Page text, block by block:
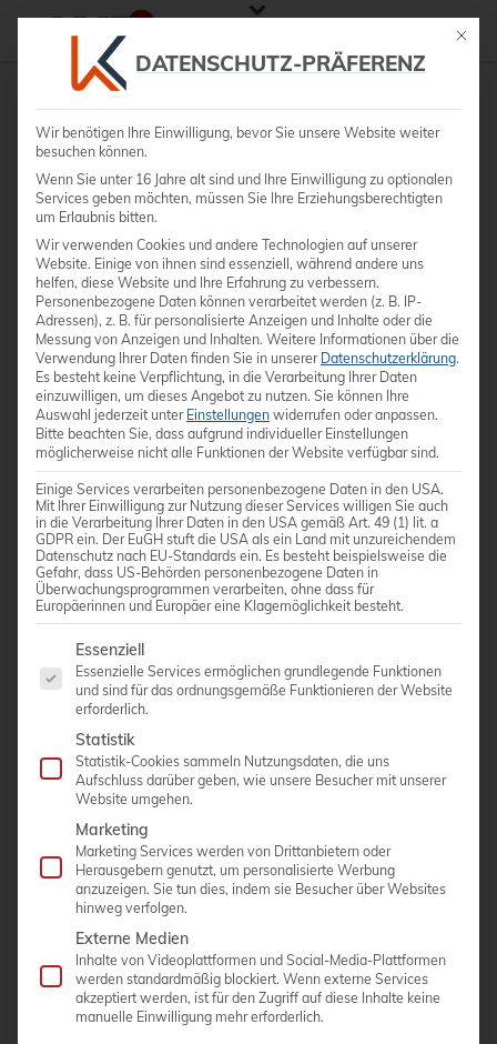
Linear-Sonde LM4-15B
Frequenz-Bandbreite: 4,0 – 15,0 MHz
Geburtshilfe, MSK, Abdomen
Bildfeld: 50 mm
Mit
DATENSCHUTZ-PRÄFERENZ
Wir benötigen Ihre Einwilligung, bevor Sie unsere Website weiter
besuchen können.
Wenn Sie unter 16 Jahre alt sind und Ihre Einwilligung zu optionalen
Services geben möchten, müssen Sie Ihre Erziehungsberechtigten
um Erlaubnis bitten.
Wir verwenden Cookies und andere Technologien auf unserer
Website. Einige von ihnen sind essenziell, während andere uns
helfen, diese Website und Ihre Erfahrung zu verbessern.
Personenbezogene Daten können verarbeitet werden (z. B. IP-
Adressen), z. B. für personalisierte Anzeigen und Inhalte oder die
Messung von Anzeigen und Inhalten. Weitere Informationen über die
Verwendung Ihrer Daten finden Sie in unserer Datenschutzerklärung.
Es besteht keine Verpflichtung, in die Verarbeitung Ihrer Daten
einzuwilligen, um dieses Angebot zu nutzen. Sie können Ihre
Auswahl jederzeit unter Einstellungen widerrufen oder anpassen.
Bitte beachten Sie, dass aufgrund individueller Einstellungen
möglicherweise nicht alle Funktionen der Website verfügbar sind.
Einige Services verarbeiten personenbezogene Daten in den USA.
Mit Ihrer Einwilligung zur Nutzung dieser Services willigen Sie auch
in die Verarbeitung Ihrer Daten in den USA gemäß Art. 49 (1) lit. a
GDPR ein. Der EuGH stuft die USA als ein Land mit unzureichendem
Datenschutz nach EU-Standards ein. Es besteht beispielsweise die
Gefahr, dass US-Behörden personenbezogene Daten in
Überwachungsprogrammen verarbeiten, ohne dass für
Europäerinnen und Europäer eine Klagemöglichkeit besteht.
Es folgt eine Liste der Service-Gruppen, für die eine
Essenziell
Essenzielle Services ermöglichen grundlegende Funktionen
und sind für das ordnungsgemäße Funktionieren der Website
erforderlich.
Statistik
Statistik-Cookies sammeln Nutzungsdaten, die uns
Aufschluss darüber geben, wie unsere Besucher mit unserer
Website umgehen.
Marketing
Marketing Services werden von Drittanbietern oder
Herausgebern genutzt, um personalisierte Werbung
anzuzeigen. Sie tun dies, indem sie Besucher über Websites
hinweg verfolgen.
Externe Medien
Inhalte von Videoplattformen und Social-Media-Plattformen
werden standardmäßig blockiert. Wenn externe Services
akzeptiert werden, ist für den Zugriff auf diese Inhalte keine
manuelle Einwilligung mehr erforderlich.